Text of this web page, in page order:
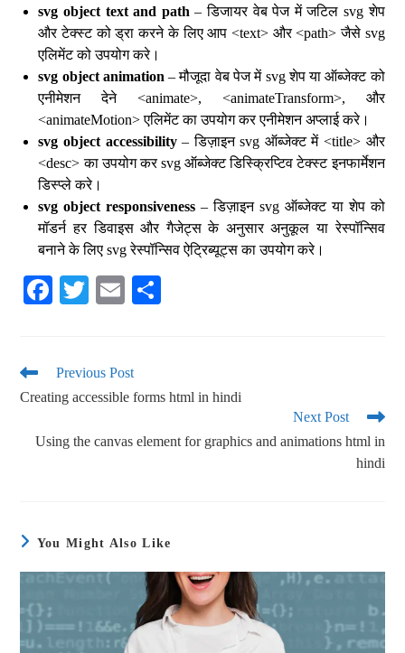
svg object text and path – डिजायर वेब पेज में जटिल svg शेप
और टेक्स्ट को ड्रा करने के लिए आप <text> और <path> जैसे svg
एलिमेंट को उपयोग करे।
svg object animation – मौजूदा वेब पेज में svg शेप या ऑब्जेक्ट को
एनीमेशन देने <animate>, <animateTransform>, और
<animateMotion> एलिमेंट का उपयोग कर एनीमेशन अप्लाई करे।
svg object accessibility– डिज़ाइन svg ऑब्जेक्ट में <title> और
<desc> का उपयोग कर svg ऑब्जेक्ट डिस्क्रिप्टिव टेक्स्ट इनफार्मेशन
डिस्प्ले करे।
svg object responsiveness – डिज़ाइन svg ऑब्जेक्ट या शेप को
मॉडर्न हर डिवाइस और गैजेट्स के अनुसार अनुकूल या रेस्पॉन्सिव
बनाने के लिए svg रेस्पॉन्सिव ऐट्रिब्यूट्स का उपयोग करे।
Fa
ok
T
r
E
Previous Post
Creating accessible forms html in hindi
Next Post
Using the canvas element for graphics and animations html in
hindi
You Might Also Like